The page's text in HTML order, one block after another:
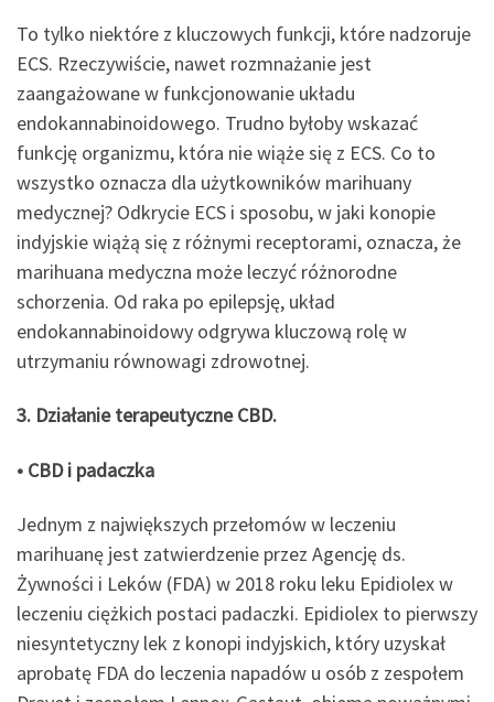
To tylko niektóre z kluczowych funkcji, które nadzoruje
ECS. Rzeczywiście, nawet rozmnażanie jest
zaangażowane w funkcjonowanie układu
endokannabinoidowego. Trudno byłoby wskazać
funkcję organizmu, która nie wiąże się z ECS. Co to
wszystko oznacza dla użytkowników marihuany
medycznej? Odkrycie ECS i sposobu, w jaki konopie
indyjskie wiążą się z różnymi receptorami, oznacza, że ​​
marihuana medyczna może leczyć różnorodne
schorzenia. Od raka po epilepsję, układ
endokannabinoidowy odgrywa kluczową rolę w
utrzymaniu równowagi zdrowotnej.
3. Działanie terapeutyczne CBD.
• CBD i padaczka
Jednym z największych przełomów w leczeniu
marihuanę jest zatwierdzenie przez Agencję ds.
Żywności i Leków (FDA) w 2018 roku leku Epidiolex w
leczeniu ciężkich postaci padaczki. Epidiolex to pierwszy
niesyntetyczny lek z konopi indyjskich, który uzyskał
aprobatę FDA do leczenia napadów u osób z zespołem